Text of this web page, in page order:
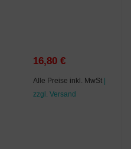
16,80 €
Alle Preise inkl. MwSt |
zzgl. Versand